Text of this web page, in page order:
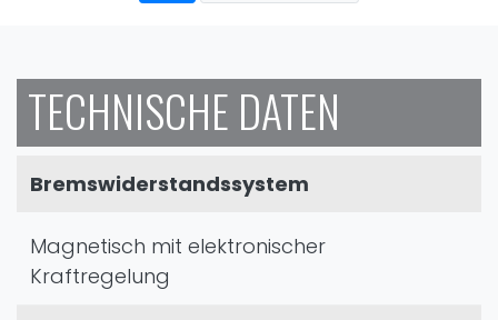
TECHNISCHE DATEN
Bremswiderstandssystem
Magnetisch mit elektronischer
Kraftregelung